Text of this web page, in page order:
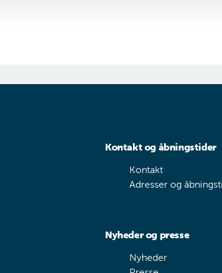
Kontakt og åbningstider
Kontakt
Adresser og
Nyheder og presse
Nyheder